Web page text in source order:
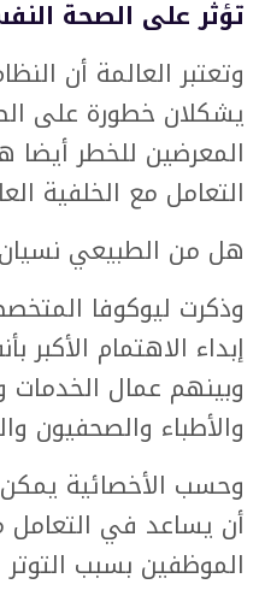
تؤثر على الصحة
وتعتبر العالمة أن
يشكلان خطورة على
المعرضين للخطر
التعامل مع الخلفية
هل من الطبيعي نسيان
وذكرت ليوكوفا
إبداء الاهتمام
وبينهم عمال الخدمات
والأطباء والصحفيون
وحسب الأخصائية
أن يساعد في
الموظفين بسبب